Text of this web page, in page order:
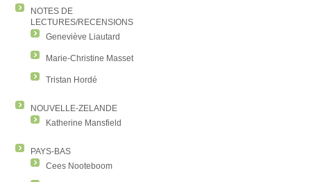
NOTES DE
LECTURES/RECENSIONS
Geneviève Liautard
Marie-Christine Masset
Tristan Hordé
NOUVELLE-ZELANDE
Katherine Mansfield
PAYS-BAS
Cees Nooteboom